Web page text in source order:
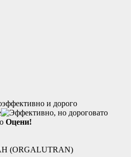
Оцени!
(ORGALUTRAN)